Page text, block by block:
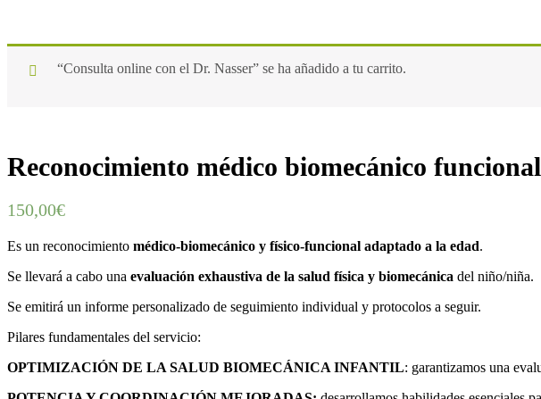
“Consulta online con el Dr. Nasser” se ha añadido a tu carrito.
Reconocimiento médico biomecánico
150,00€
Es un reconocimiento médico-biomecánico y físico-funcional adaptado a la edad.
Se llevará a cabo una evaluación exhaustiva de la salud física y biomecánica del niño/niña.
Se emitirá un informe personalizado de seguimiento individual y protocolos a seguir.
Pilares fundamentales del servicio:
OPTIMIZACIÓN DE LA SALUD BIOMECÁNICA INFANTIL: garantizamos una